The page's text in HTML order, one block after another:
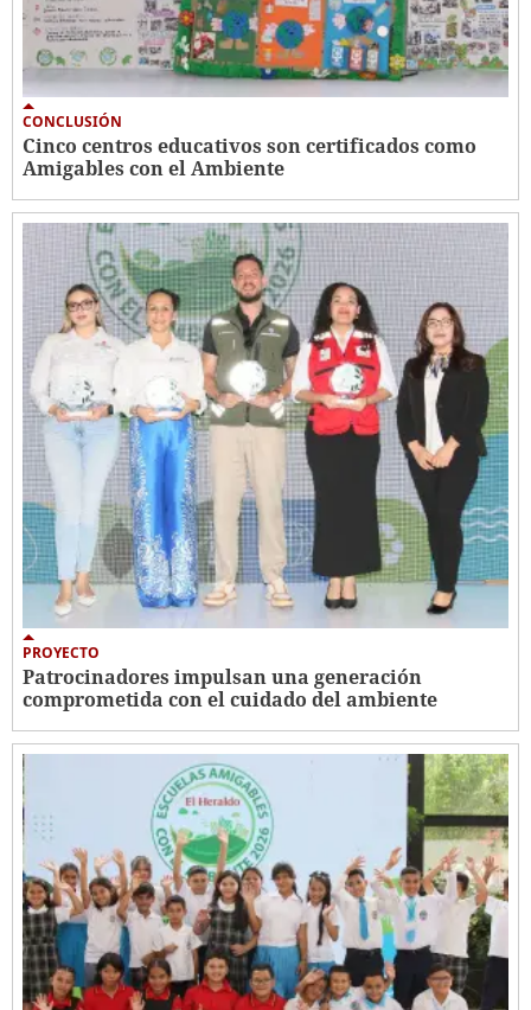
CONCLUSIÓN
Cinco centros educativos son certificados como
Amigables con el Ambiente
PROYECTO
Patrocinadores impulsan una generación
comprometida con el cuidado del ambiente